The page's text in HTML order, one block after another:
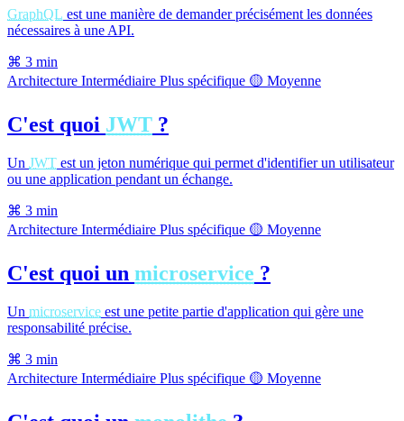
GraphQL est une manière de demander précisément les données
nécessaires à une API.
⌘ 3 min
Architecture Intermédiaire Plus spécifique 🟡 Moyenne
C'est quoi JWT ?
Un JWT est un jeton numérique qui permet d'identifier un utilisateur
ou une application pendant un échange.
⌘ 3 min
Architecture Intermédiaire Plus spécifique 🟡 Moyenne
C'est quoi un microservice ?
Un microservice est une petite partie d'application qui gère une
responsabilité précise.
⌘ 3 min
Architecture Intermédiaire Plus spécifique 🟡 Moyenne